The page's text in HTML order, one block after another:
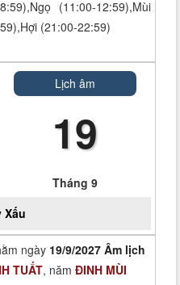
(11:00-12:59),Mùi
(21:00-22:59)
Lịch âm
19
Tháng 9
Xấu
ngày 19/9/2027 Âm lịch
TUẤT, năm ĐINH MÙI